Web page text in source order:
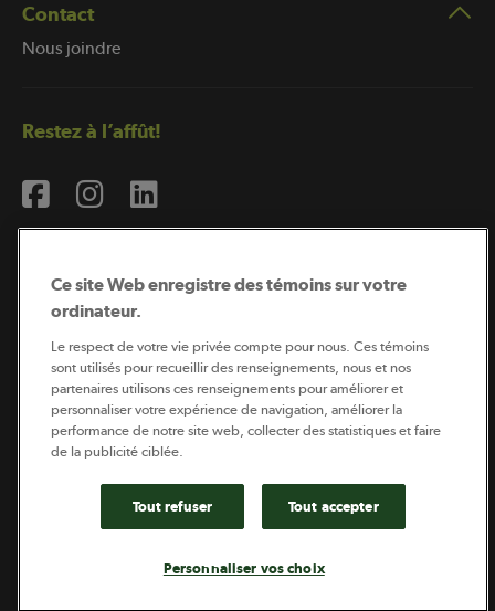
Contact
Nous joindre
Restez à l’affût!
Coopérateur est publié par Sollio Groupe Coopératif.
Il est l’outil d’information de la coopération agricole
québécoise.
Ce site Web enregistre des témoins sur votre
ordinateur.
Le respect de votre vie privée compte pour nous. Ces témoins
sont utilisés pour recueillir des renseignements, nous et nos
partenaires utilisons ces renseignements pour améliorer et
personnaliser votre expérience de navigation, améliorer la
performance de notre site web, collecter des statistiques et faire
de la publicité ciblée.
Tout refuser Tout accepter
Personnaliser vos choix